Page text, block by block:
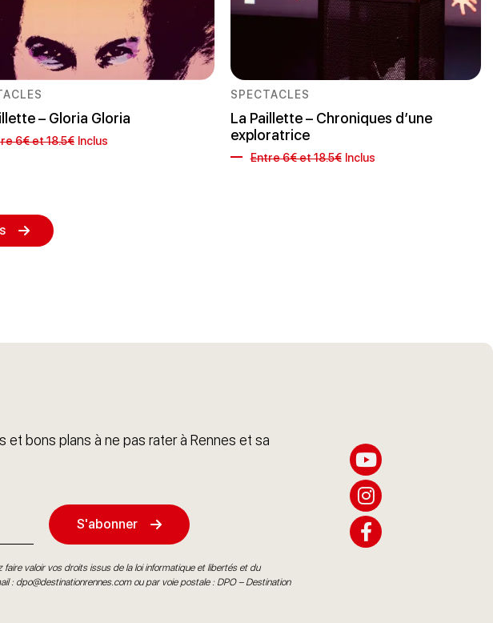
– Gloria Gloria
6€ et 18.5€ Inclus
SPECTACLES
La Paillette – Chroniques d’une
exploratrice
Entre 6€ et 18.5€ Inclus
bons plans à ne pas rater à Rennes et sa
S'abonner
valoir vos droits issus de la loi informatique et libertés et du
: dpo@destinationrennes.comou par voie postale : DPO – Destination